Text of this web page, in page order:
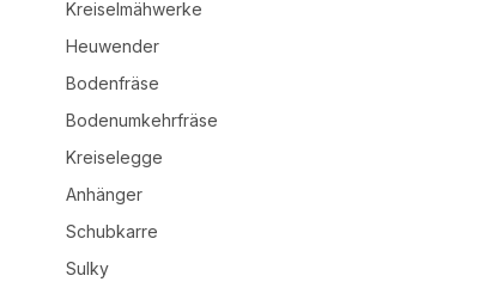
Kreiselmähwerke
Heuwender
Bodenfräse
Bodenumkehrfräse
Kreiselegge
Anhänger
Schubkarre
Sulky